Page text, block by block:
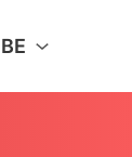
BE